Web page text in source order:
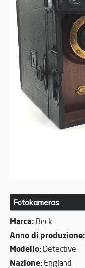
Fotokameras
Marca: Beck
Anno di produzione:
Modello: Detective
Nazione: England